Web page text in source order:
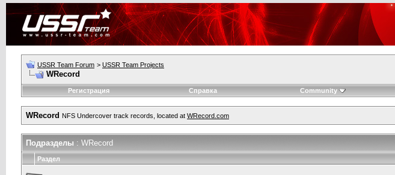
USSR Team Forum > USSR Team Projects
WRecord
Регистрация
Справка Community
WRecord NFS Undercover track records, located at WRecord.com
Подразделы : WRecord
Раздел